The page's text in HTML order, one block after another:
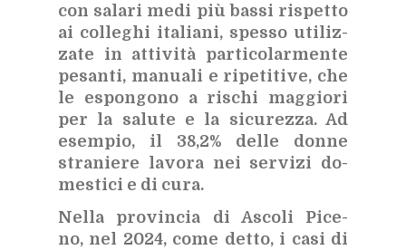
con sa­la­ri medi più bas­si ri­spet­to
ai col­le­ghi ita­lia­ni, spes­so uti­liz­
za­te in at­ti­vi­tà par­ti­co­lar­men­te
pe­san­ti, ma­nua­li e ri­pe­ti­ti­ve, che
le espon­go­no a ri­schi mag­gio­ri
per la sa­lu­te e la si­cu­rez­za. Ad
esem­pio, il 38,2% del­le don­ne
stra­nie­re la­vo­ra nei ser­vi­zi do­
me­sti­ci e di cura.
Nel­la pro­vin­cia di Asco­li Pi­ce­
no, nel 2024, come det­to, i casi di